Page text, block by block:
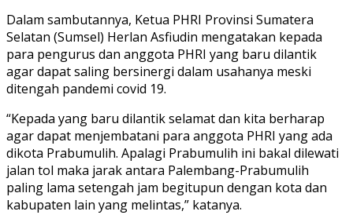
Dalam sambutannya, Ketua PHRI Provinsi Sumatera
Selatan (Sumsel) Herlan Asfiudin mengatakan kepada
para pengurus dan anggota PHRI yang baru dilantik
agar dapat saling bersinergi dalam usahanya meski
ditengah pandemi covid 19.
“Kepada yang baru dilantik selamat dan kita berharap
agar dapat menjembatani para anggota PHRI yang ada
dikota Prabumulih. Apalagi Prabumulih ini bakal dilewati
jalan tol maka jarak antara Palembang-Prabumulih
paling lama setengah jam begitupun dengan kota dan
kabupaten lain yang melintas,” katanya.